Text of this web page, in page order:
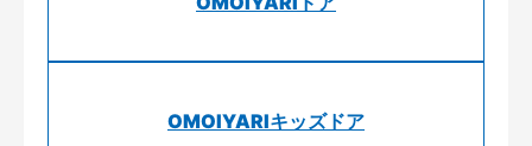
OMOIYARIキッズドア